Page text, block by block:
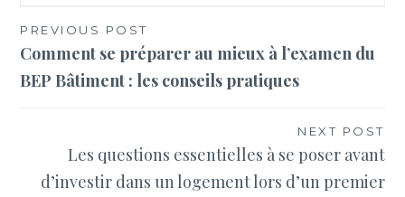
Navigation
de
PREVIOUS POST
Comment se préparer au mieux à l’examen du
BEP Bâtiment : les conseils pratiques
NEXT POST
Les questions essentielles à se poser avant
d’investir dans un logement lors d’un premier